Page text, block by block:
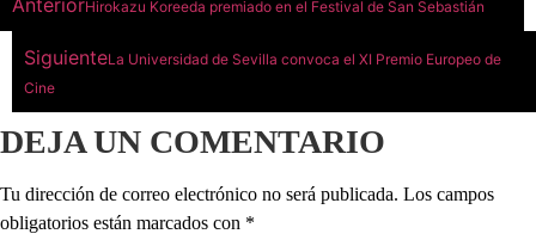
AnteriorHirokazu Koreeda premiado en el Festival de San Sebastián
SiguienteLa Universidad de Sevilla convoca el XI Premio Europeo de
Cine
DEJA UN COMENTARIO
Tu dirección de correo electrónico no será publicada. Los campos
obligatorios están marcados con *